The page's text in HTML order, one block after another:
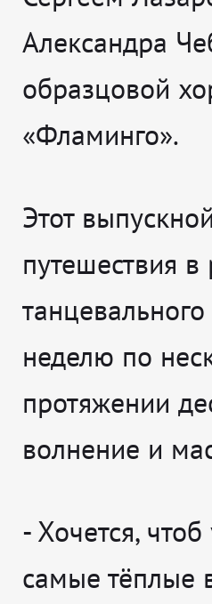
Александра
образцовой
«Фламинго».
Этот
путешествия
неделю по
протяжении
волнение и
-Хочется,
самые тёплые